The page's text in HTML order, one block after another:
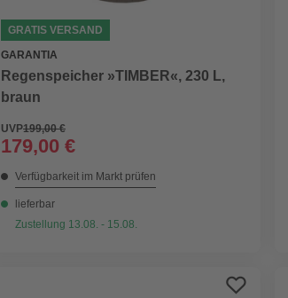
GRATIS VERSAND
GARANTIA
Regenspeicher »TIMBER«, 230 L,
braun
UVP199,00 €
179,00 €
Verfügbarkeit im Markt prüfen
lieferbar
Zustellung 13.08. - 15.08.